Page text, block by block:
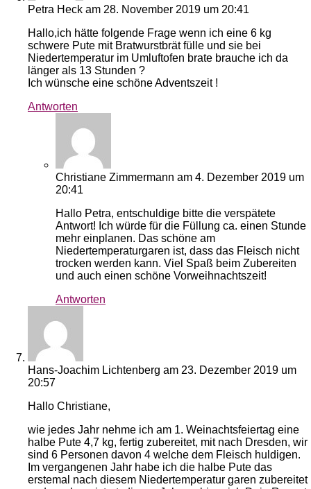
Petra Heck am 28. November 2019 um 20:41
Hallo,ich hätte folgende Frage wenn ich eine 6 kg
schwere Pute mit Bratwurstbrät fülle und sie bei
Niedertemperatur im Umluftofen brate brauche ich da
länger als 13 Stunden ?
Ich wünsche eine schöne Adventszeit !
Antworten
Christiane Zimmermann am 4. Dezember 2019 um
20:41
Hallo Petra, entschuldige bitte die verspätete
Antwort! Ich würde für die Füllung ca. einen Stunde
mehr einplanen. Das schöne am
Niedertemperaturgaren ist, dass das Fleisch nicht
trocken werden kann. Viel Spaß beim Zubereiten
und auch einen schöne Vorweihnachtszeit!
Antworten
Hans-Joachim Lichtenberg am 23. Dezember 2019 um
20:57
Hallo Christiane,
wie jedes Jahr nehme ich am 1. Weinachtsfeiertag eine
halbe Pute 4,7 kg, fertig zubereitet, mit nach Dresden, wir
sind 6 Personen davon 4 welche dem Fleisch huldigen.
Im vergangenen Jahr habe ich die halbe Pute das
erstemal nach diesem Niedertemperatur garen zubereitet